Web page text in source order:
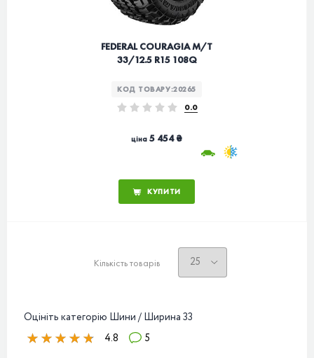
FEDERAL COURAGIA M/T
33/12.5 R15 108Q
КОД ТОВАРУ:20265
0.0
ціна 5 454 ₴
КУПИТИ
Кількість товарів
Оцініть категорію Шини / Ширина 33
4.8
5